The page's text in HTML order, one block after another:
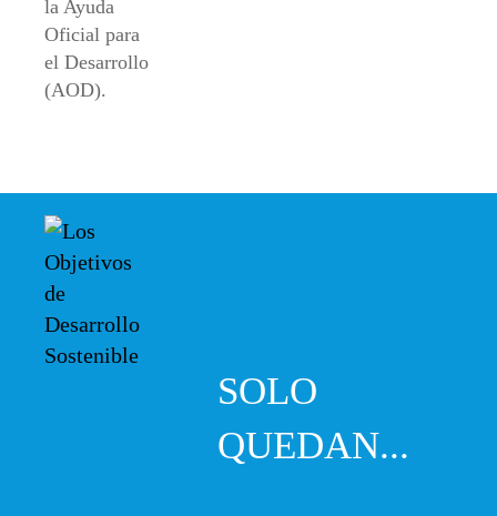
la Ayuda
Oficial para
el Desarrollo
(AOD).
SOLO
QUEDAN...